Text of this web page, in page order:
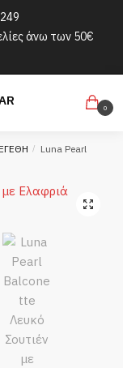
άνω των 50€
0
/
Luna Pearl